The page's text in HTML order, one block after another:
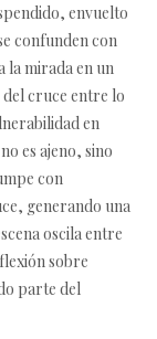
envuelto
confunden con
la mirada en un
del cruce entre lo
en
es ajeno, sino
con
generando una
oscila entre
sobre
parte del